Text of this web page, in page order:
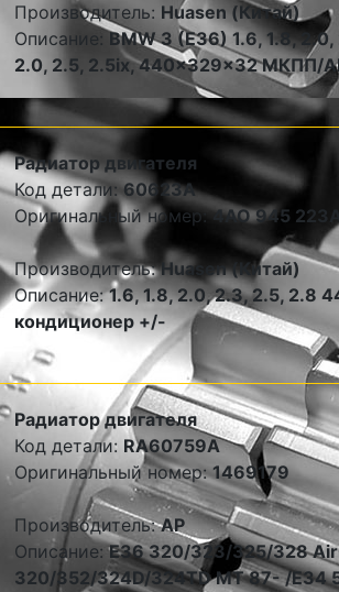
Производитель: Huasen (Китай)
Описание: BMW 3 (E36) 1.6, 1.8,
2.0, 2.5, 2.5ix, 440x329x32 МКПП/
Радиатор двигателя
Код детали:60623A
Оригинальный номер:4AO 945 223A
Производитель:Huasen (Китай)
Описание:1.6, 1.8, 2.0, 2.3, 2.5,
кондиционер +/-
Радиатор двигателя
Код детали: RA60759A
Оригинальный номер:1469179
Производитель:AP
Описание:E36 320/323/325/328
320/352/324D/324TD MT 87- /E34